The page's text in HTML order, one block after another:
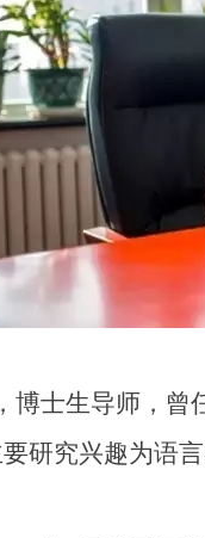
士生导师，曾
研究兴趣为语